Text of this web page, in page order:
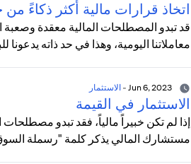
اتخاذ قرارات مالية أكثر ذكاءً
قد تبدو المصطلحات المالية معقدة وصعبة
معاملاتنا اليومية، وهذا في حد ذاته
Jun 6, 2023
-الاستثمار
الاستثمار في القيمة
إذا لم تكن خبيراً مالياً، فقد تبدو
مستشارك المالي يذكر كلمة "رسملة